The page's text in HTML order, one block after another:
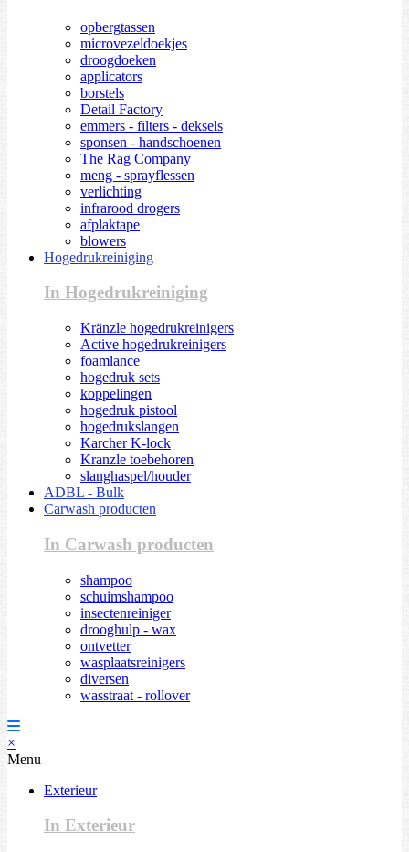
opbergtassen
microvezeldoekjes
droogdoeken
applicators
borstels
Detail Factory
emmers - filters - deksels
sponsen - handschoenen
The Rag Company
meng - sprayflessen
verlichting
infrarood drogers
afplaktape
blowers
Hogedrukreiniging
In Hogedrukreiniging
Kränzle hogedrukreinigers
Active hogedrukreinigers
foamlance
hogedruk sets
koppelingen
hogedruk pistool
hogedrukslangen
Karcher K-lock
Kranzle toebehoren
slanghaspel/houder
ADBL - Bulk
Carwash producten
In Carwash producten
shampoo
schuimshampoo
insectenreiniger
drooghulp - wax
ontvetter
wasplaatsreinigers
diversen
wasstraat - rollover
×
Menu
Exterieur
In Exterieur